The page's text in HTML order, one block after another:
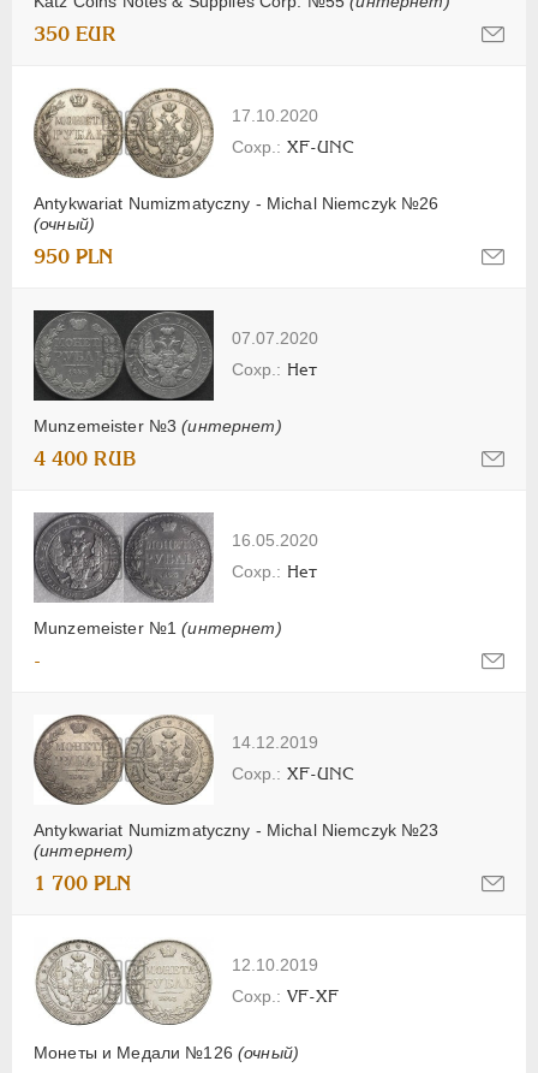
350 EUR
17.10.2020
Antykwariat Numizmatyczny - Michal Niemczyk №26
(очный)
XF-UNC
950 PLN
07.07.2020
Munzemeister №3(интернет)
Нет
4 400 RUB
16.05.2020
Munzemeister №1(интернет)
Нет
-
14.12.2019
Antykwariat Numizmatyczny - Michal Niemczyk №23
(интернет)
XF-UNC
1 700 PLN
12.10.2019
Монеты и Медали №126 (очный)
VF-XF